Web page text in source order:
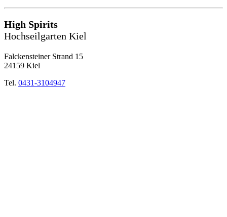
High Spirits
Hochseilgarten Kiel
Falckensteiner Strand 15
24159 Kiel
Tel. 0431-3104947